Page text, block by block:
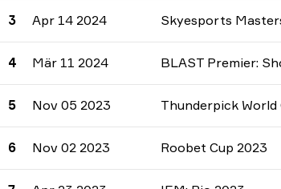
3 Apr 14 2024 Skyesports
4 Mär 11 2024 BLAST Premier:
5 Nov 05 2023 Thunderpick
6 Nov 02 2023 Roobet Cup 2023